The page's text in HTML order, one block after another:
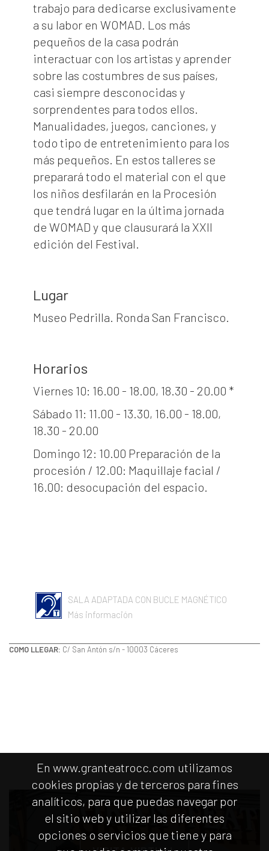
trabajo para dedicarse exclusivamente
a su labor en WOMAD. Los más
pequeños de la casa podrán
interactuar con los artistas y aprender
sobre las costumbres de sus países,
casi siempre desconocidas y
sorprendentes para todos ellos.
Manualidades, juegos, canciones, y
todo tipo de entretenimiento para los
más pequeños. En estos talleres se
preparará todo el material con el que
los niños desfilarán en la Procesión
que tendrá lugar en la última jornada
de WOMAD y que clausurará la XXII
edición del Festival.
Lugar
Museo Pedrilla. Ronda San Francisco.
Horarios
Viernes 10: 16.00 - 18.00, 18.30 - 20.00 *
Sábado 11: 11.00 - 13.30, 16.00 - 18.00,
18.30 - 20.00
Domingo 12: 10.00 Preparación de la
procesión / 12.00: Maquillaje facial /
16.00: desocupación del espacio.
SALA ADAPTADA CON BUCLE MAGNÉTICO
Más información
COMO LLEGAR: C/ San Antón s/n - 10003 Cáceres
En www.granteatrocc.com utilizamos
cookies propias y de terceros para fines
analíticos, para que puedas navegar por
el sitio web y utilizar las diferentes
opciones o servicios que tiene y para